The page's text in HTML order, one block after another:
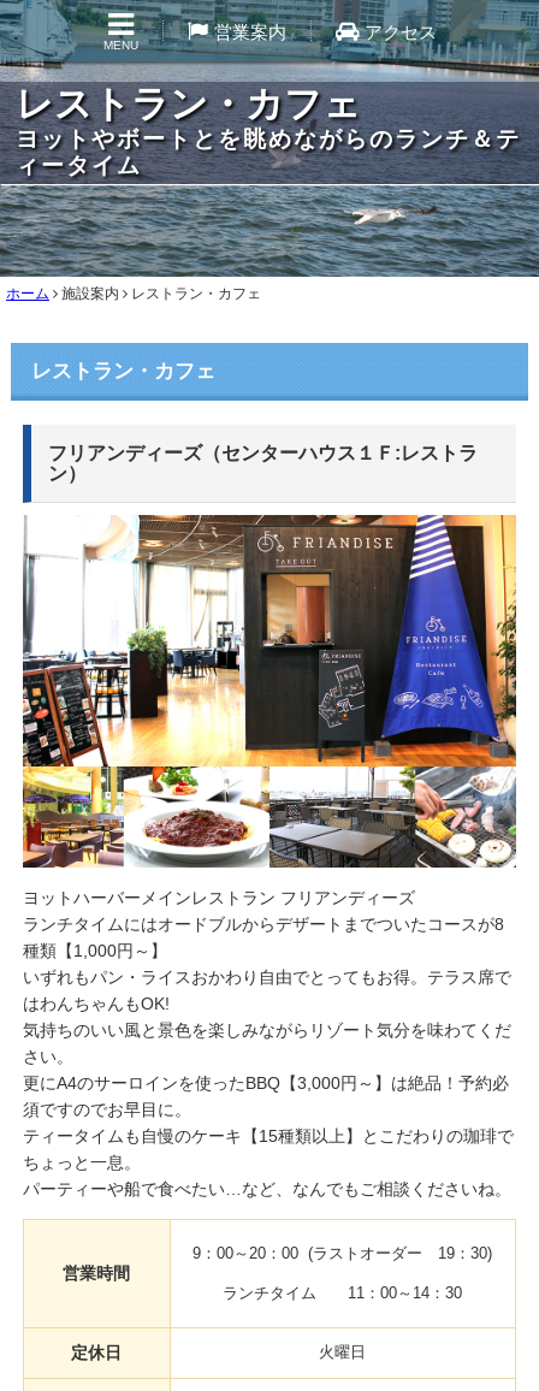
MENU
営業案内 アクセス
レストラン・カフェ
ヨットやボートとを眺めながらのランチ＆テ
ィータイム
ホーム 施設案内 レストラン・カフェ
レストラン・カフェ
フリアンディーズ（センターハウス１Ｆ:レストラ
ン）
ヨットハーバーメインレストラン フリアンディーズ
ランチタイムにはオードブルからデザートまでついたコースが8
種類【1,000円～】
いずれもパン・ライスおかわり自由でとってもお得。テラス席で
はわんちゃんもOK!
気持ちのいい風と景色を楽しみながらリゾート気分を味わてくだ
さい。
更にA4のサーロインを使ったBBQ【3,000円～】は絶品！予約必
須ですのでお早目に。
ティータイムも自慢のケーキ【15種類以上】とこだわりの珈琲で
ちょっと一息。
パーティーや船で食べたい…など、なんでもご相談くださいね。
営業時間
9：00～20：00 (ラストオーダー 19：30)
ランチタイム 11：00～14：30
定休日 火曜日